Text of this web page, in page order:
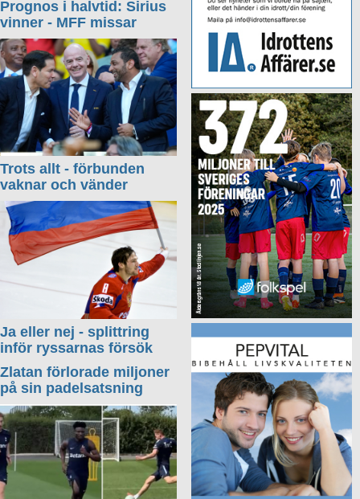
Prognos i halvtid: Sirius
vinner - MFF missar
Trots allt - förbunden
vaknar och vänder
Ja eller nej - splittring
inför ryssarnas försök
Zlatan förlorade miljoner
på sin padelsatsning